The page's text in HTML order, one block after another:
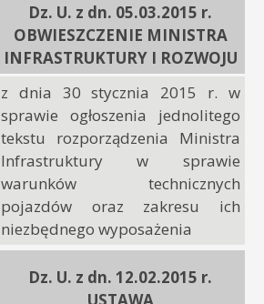
Dz. U. z dn. 05.03.2015 r.
OBWIESZCZENIE MINISTRA
INFRASTRUKTURY I ROZWOJU
z dnia 30 stycznia 2015 r. w
sprawie ogłoszenia jednolitego
tekstu rozporządzenia Ministra
Infrastruktury w sprawie
warunków technicznych
pojazdów oraz zakresu ich
niezbędnego wyposażenia
Dz. U. z dn. 12.02.2015 r.